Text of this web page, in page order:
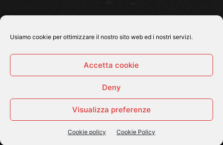
Usiamo cookie per ottimizzare il nostro sito web ed i nostri servizi.
Accetta cookie
Deny
Visualizza preferenze
Cookie policy Cookie Policy
SEGUICI SU
© 2026 Tutti i diritti riservati - Italia Notizie .online |
Cronaca Economia
Cultura e Spettacoli ItaliaNotizie Tv